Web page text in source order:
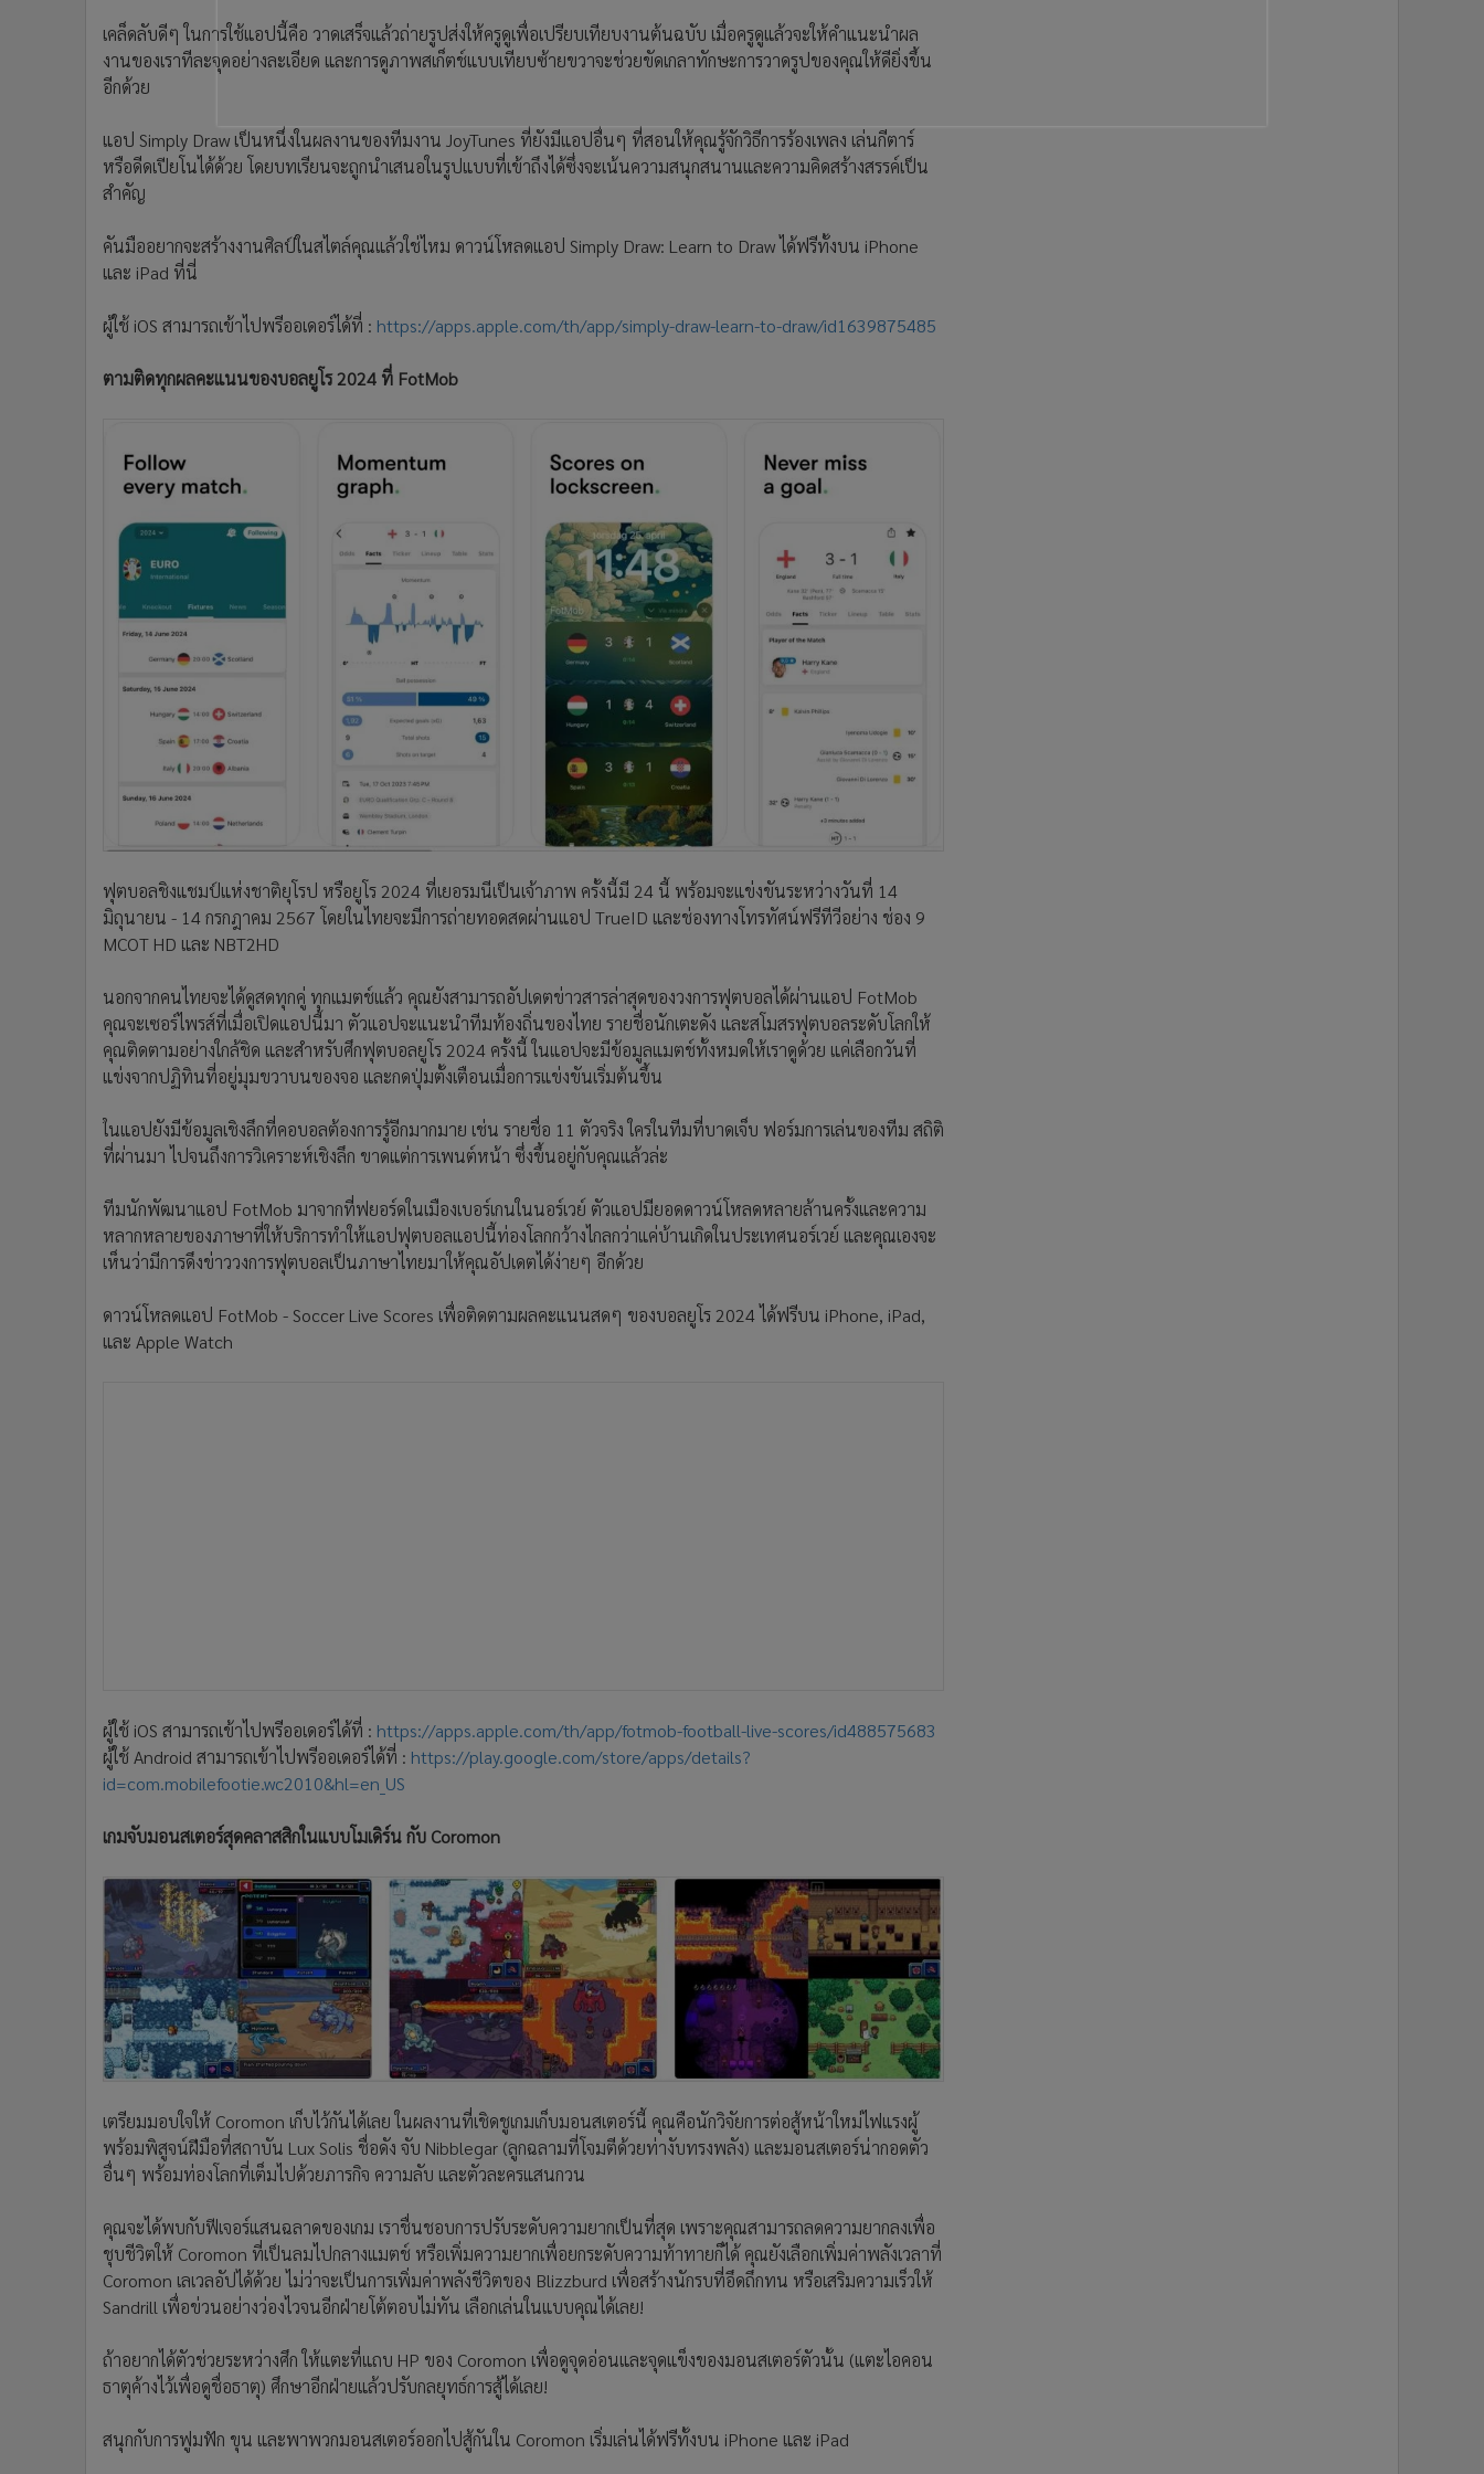
เคล็ดลับดีๆ ในการใช้แอปนี้คือ วาดเสร็จแล้วถ่ายรูปส่งให้ครูดูเพื่อเปรียบเทียบงานต้นฉบับ เมื่อครูดูแล้วจะให้คำแนะนำผล
งานของเราทีละจุดอย่างละเอียด และการดูภาพสเก็ตช์แบบเทียบซ้ายขวาจะช่วยขัดเกลาทักษะการวาดรูปของคุณให้ดียิ่งขึ้น
อีกด้วย
แอป Simply Draw เป็นหนึ่งในผลงานของทีมงาน JoyTunes ที่ยังมีแอปอื่นๆ ที่สอนให้คุณรู้จักวิธีการร้องเพลง เล่นกีตาร์
หรือดีดเปียโนได้ด้วย โดยบทเรียนจะถูกนำเสนอในรูปแบบที่เข้าถึงได้ซึ่งจะเน้นความสนุกสนานและความคิดสร้างสรรค์เป็น
สำคัญ
คันมืออยากจะสร้างงานศิลป์ในสไตล์คุณแล้วใช่ไหม ดาวน์โหลดแอป Simply Draw: Learn to Draw ได้ฟรีทั้งบน iPhone
และ iPad ที่นี่
ผู้ใช้ iOS สามารถเข้าไปพรีออเดอร์ได้ที่ : https://apps.apple.com/th/app/simply-draw-learn-to-draw/id1639875485
ตามติดทุกผลคะแนนของบอลยูโร 2024 ที่ FotMob
ฟุตบอลชิงแชมป์แห่งชาติยุโรป หรือยูโร 2024 ที่เยอรมนีเป็นเจ้าภาพ ครั้งนี้มี 24 นี้ พร้อมจะแข่งขันระหว่างวันที่ 14
มิถุนายน - 14 กรกฎาคม 2567 โดยในไทยจะมีการถ่ายทอดสดผ่านแอป TrueID และช่องทางโทรทัศน์ฟรีทีวีอย่าง ช่อง 9
MCOT HD และ NBT2HD
นอกจากคนไทยจะได้ดูสดทุกคู่ ทุกแมตช์แล้ว คุณยังสามารถอัปเดตข่าวสารล่าสุดของวงการฟุตบอลได้ผ่านแอป FotMob
คุณจะเซอร์ไพรส์ที่เมื่อเปิดแอปนี้มา ตัวแอปจะแนะนำทีมท้องถิ่นของไทย รายชื่อนักเตะดัง และสโมสรฟุตบอลระดับโลกให้
คุณติดตามอย่างใกล้ชิด และสำหรับศึกฟุตบอลยูโร 2024 ครั้งนี้ ในแอปจะมีข้อมูลแมตช์ทั้งหมดให้เราดูด้วย แค่เลือกวันที่
แข่งจากปฏิทินที่อยู่มุมขวาบนของจอ และกดปุ่มตั้งเตือนเมื่อการแข่งขันเริ่มต้นขึ้น
ในแอปยังมีข้อมูลเชิงลึกที่คอบอลต้องการรู้อีกมากมาย เช่น รายชื่อ 11 ตัวจริง ใครในทีมที่บาดเจ็บ ฟอร์มการเล่นของทีม สถิติ
ที่ผ่านมา ไปจนถึงการวิเคราะห์เชิงลึก ขาดแต่การเพนต์หน้า ซึ่งขึ้นอยู่กับคุณแล้วล่ะ
ทีมนักพัฒนาแอป FotMob มาจากที่ฟยอร์ดในเมืองเบอร์เกนในนอร์เวย์ ตัวแอปมียอดดาวน์โหลดหลายล้านครั้งและความ
หลากหลายของภาษาที่ให้บริการทำให้แอปฟุตบอลแอปนี้ท่องโลกกว้างไกลกว่าแค่บ้านเกิดในประเทศนอร์เวย์ และคุณเองจะ
เห็นว่ามีการดึงข่าววงการฟุตบอลเป็นภาษาไทยมาให้คุณอัปเดตได้ง่ายๆ อีกด้วย
ดาวน์โหลดแอป FotMob - Soccer Live Scores เพื่อติดตามผลคะแนนสดๆ ของบอลยูโร 2024 ได้ฟรีบน iPhone, iPad,
และ Apple Watch
ผู้ใช้ iOS สามารถเข้าไปพรีออเดอร์ได้ที่ : https://apps.apple.com/th/app/fotmob-football-live-scores/id488575683
ผู้ใช้ Android สามารถเข้าไปพรีออเดอร์ได้ที่ : https://play.google.com/store/apps/details?
id=com.mobilefootie.wc2010&hl=en_US
เกมจับมอนสเตอร์สุดคลาสสิกในแบบโมเดิร์น กับ Coromon
เตรียมมอบใจให้ Coromon เก็บไว้กันได้เลย ในผลงานที่เชิดชูเกมเก็บมอนสเตอร์นี้ คุณคือนักวิจัยการต่อสู้หน้าใหม่ไฟแรงผู้
พร้อมพิสูจน์ฝีมือที่สถาบัน Lux Solis ชื่อดัง จับ Nibblegar (ลูกฉลามที่โจมตีด้วยท่างับทรงพลัง) และมอนสเตอร์น่ากอดตัว
อื่นๆ พร้อมท่องโลกที่เต็มไปด้วยภารกิจ ความลับ และตัวละครแสนกวน
คุณจะได้พบกับฟีเจอร์แสนฉลาดของเกม เราชื่นชอบการปรับระดับความยากเป็นที่สุด เพราะคุณสามารถลดความยากลงเพื่อ
ชุบชีวิตให้ Coromon ที่เป็นลมไปกลางแมตช์ หรือเพิ่มความยากเพื่อยกระดับความท้าทายก็ได้ คุณยังเลือกเพิ่มค่าพลังเวลาที่
Coromon เลเวลอัปได้ด้วย ไม่ว่าจะเป็นการเพิ่มค่าพลังชีวิตของ Blizzburd เพื่อสร้างนักรบที่อึดถึกทน หรือเสริมความเร็วให้
Sandrill เพื่อข่วนอย่างว่องไวจนอีกฝ่ายโต้ตอบไม่ทัน เลือกเล่นในแบบคุณได้เลย!
ถ้าอยากได้ตัวช่วยระหว่างศึก ให้แตะที่แถบ HP ของ Coromon เพื่อดูจุดอ่อนและจุดแข็งของมอนสเตอร์ตัวนั้น (แตะไอคอน
ธาตุค้างไว้เพื่อดูชื่อธาตุ) ศึกษาอีกฝ่ายแล้วปรับกลยุทธ์การสู้ได้เลย!
สนุกกับการฟูมฟัก ขุน และพาพวกมอนสเตอร์ออกไปสู้กันใน Coromon เริ่มเล่นได้ฟรีทั้งบน iPhone และ iPad